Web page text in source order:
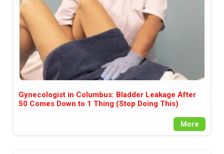
Gynecologist in Columbus: Bladder Leakage After
50 Comes Down to 1 Thing (Stop Doing This)
More